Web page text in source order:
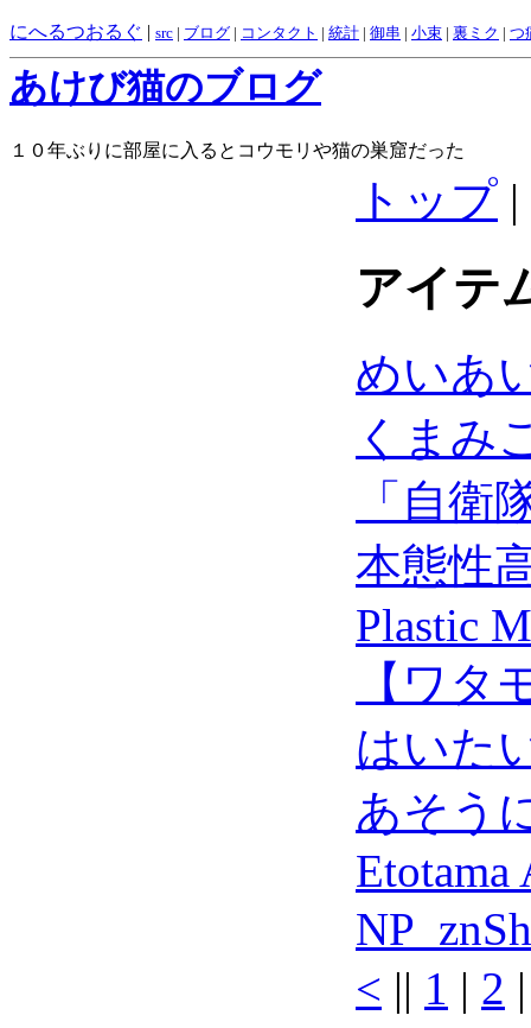
にへるつおるぐ | src | ブログ | コンタクト | 統計 | 御串 | 小束 | 裏ミク | つ
あけび猫のブログ
１０年ぶりに部屋に入るとコウモリや猫の巣窟だった
トップ |
アイテ
めいあ
くまみ
「自衛
本態性
Plastic
【ワ
はいた
あそう
< || 1 | 2